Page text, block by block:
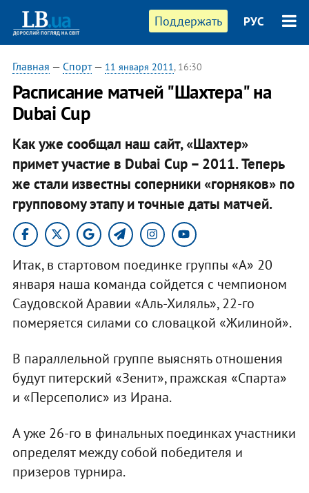
Поддержать РУС
Главная — Спорт— 11 января 2011, 16:30
Расписание матчей "Шахтера" на
Dubai Cup
Как уже сообщал наш сайт, «Шахтер»
примет участие в Dubai Cup – 2011. Теперь
же стали известны соперники «горняков» по
групповому этапу и точные даты матчей.​
Итак, в стартовом поединке группы «А» 20
января наша команда сойдется с чемпионом
Саудовской Аравии «Аль-Хиляль», 22-го
померяется силами со словацкой «Жилиной».
В параллельной группе выяснять отношения
будут питерский «Зенит», пражская «Спарта»
и «Персеполис» из Ирана.
А уже 26-го в финальных поединках участники
определят между собой победителя и
призеров турнира.